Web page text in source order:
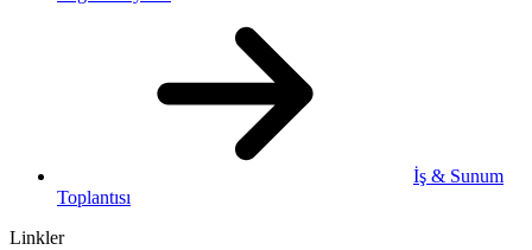
İş & Sunum
Toplantısı
Linkler